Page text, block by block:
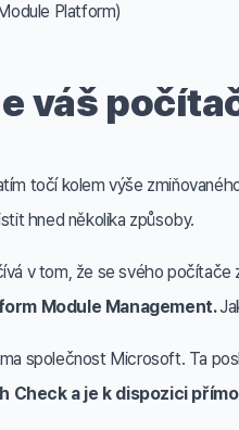
Platform)
váš
točí kolem výše
hned několika způsoby.
v tom, že se svého počítače
Module Management.
společnost Microsoft. Ta
Check a je k dispozici